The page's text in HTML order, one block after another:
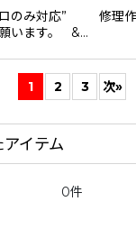
のみ対応” 修理作
います。 &…
1 2 3 次»
イテム
0件